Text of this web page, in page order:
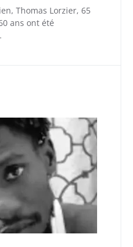
Thomas Lorzier, 65
ans ont été